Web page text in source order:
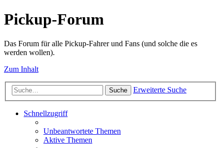
Pickup-Forum
Das Forum für alle Pickup-Fahrer und Fans (und solche die es
werden wollen).
Zum Inhalt
Suche Erweiterte Suche
Schnellzugriff
Unbeantwortete Themen
Aktive Themen